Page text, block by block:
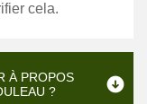
cela.
À PROPOS
?